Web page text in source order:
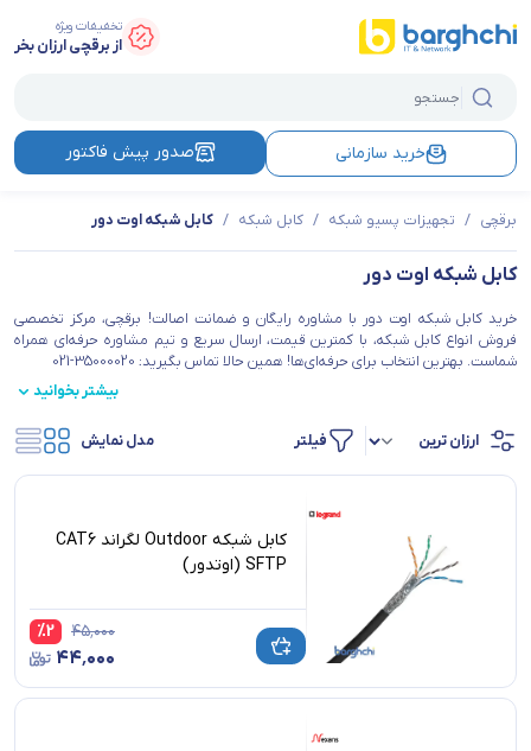
تخفیفات ویژه
از برقچی ارزان بخر
خرید سازمانی صدور پیش فاکتور
برقچی / تجهیزات پسیو شبکه / کابل شبکه / کابل شبکه اوت دور
کابل شبکه اوت دور
خرید کابل شبکه اوت دور با مشاوره رایگان و ضمانت اصالت! برقچی، مرکز تخصصی
فروش انواع کابل شبکه، با کمترین قیمت، ارسال سریع و تیم مشاوره حرفه‌ای همراه
شماست. بهترین انتخاب برای حرفه‌ای‌ها! همین حالا تماس بگیرید: 35000020-021
بیشتر بخوانید
فیلتر مدل نمایش
کابل شبکه Outdoor لگراند CAT6
SFTP (اوتدور)
۴۵٬۰۰۰ %2
۴۴٬۰۰۰